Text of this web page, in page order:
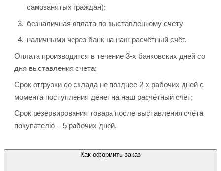
самозанятых граждан);
безналичная оплата по выставленному счету;
наличными через банк на наш расчётный счёт.
Оплата производится в течение 3-х банковских дней со
дня выставления счета;
Срок отгрузки со склада не позднее 2-х рабочих дней с
момента поступления денег на наш расчётный счёт;
Срок резервирования товара после выставления счёта
покупателю – 5 рабочих дней.
Как оформить заказ